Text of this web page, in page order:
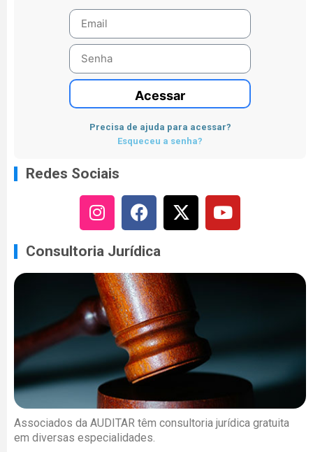
Acessar
Precisa de ajuda para acessar?
Esqueceu a senha?
Redes Sociais
Consultoria Jurídica
Associados da AUDITAR têm consultoria jurídica gratuita
em diversas especialidades.